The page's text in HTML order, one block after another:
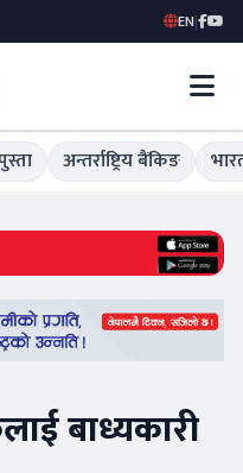
EN|
अन्तर्राष्ट्रिय बैंकिङ
बाध्यकारी